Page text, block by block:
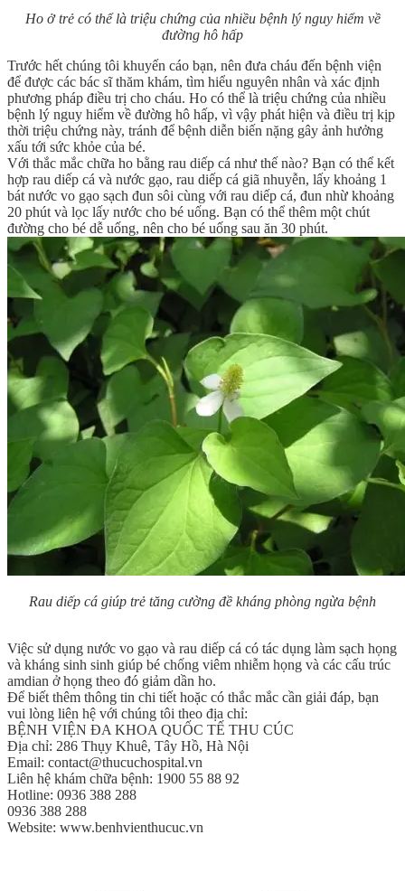
Ho ở trẻ có thể là triệu chứng của nhiều bệnh lý nguy hiểm về
đường hô hấp
Trước hết chúng tôi khuyến cáo bạn, nên đưa cháu đến bệnh viện
để được các bác sĩ thăm khám, tìm hiểu nguyên nhân và xác định
phương pháp điều trị cho cháu. Ho có thể là triệu chứng của nhiều
bệnh lý nguy hiểm về đường hô hấp, vì vậy phát hiện và điều trị kịp
thời triệu chứng này, tránh để bệnh diễn biến nặng gây ảnh hưởng
xấu tới sức khỏe của bé.
Với thắc mắc chữa ho bằng rau diếp cá như thế nào? Bạn có thể kết
hợp rau diếp cá và nước gạo, rau diếp cá giã nhuyễn, lấy khoảng 1
bát nước vo gạo sạch đun sôi cùng với rau diếp cá, đun nhừ khoảng
20 phút và lọc lấy nước cho bé uống. Bạn có thể thêm một chút
đường cho bé dễ uống, nên cho bé uống sau ăn 30 phút.
Rau diếp cá giúp trẻ tăng cường đề kháng phòng ngừa bệnh
Việc sử dụng nước vo gạo và rau diếp cá có tác dụng làm sạch họng
và kháng sinh sinh giúp bé chống viêm nhiễm họng và các cấu trúc
amdian ở họng theo đó giảm dần ho.
Để biết thêm thông tin chi tiết hoặc có thắc mắc cần giải đáp, bạn
vui lòng liên hệ với chúng tôi theo địa chỉ:
BỆNH VIỆN ĐA KHOA QUỐC TẾ THU CÚC
Địa chỉ: 286 Thụy Khuê, Tây Hồ, Hà Nội
Email: contact@thucuchospital.vn
Liên hệ khám chữa bệnh: 1900 55 88 92
Hotline: 0936 388 288
0936 388 288
Website: www.benhvienthucuc.vn